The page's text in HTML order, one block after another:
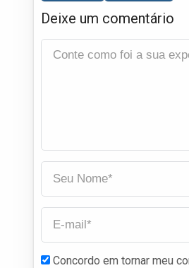
Deixe um comentário
Concordo em tornar meu